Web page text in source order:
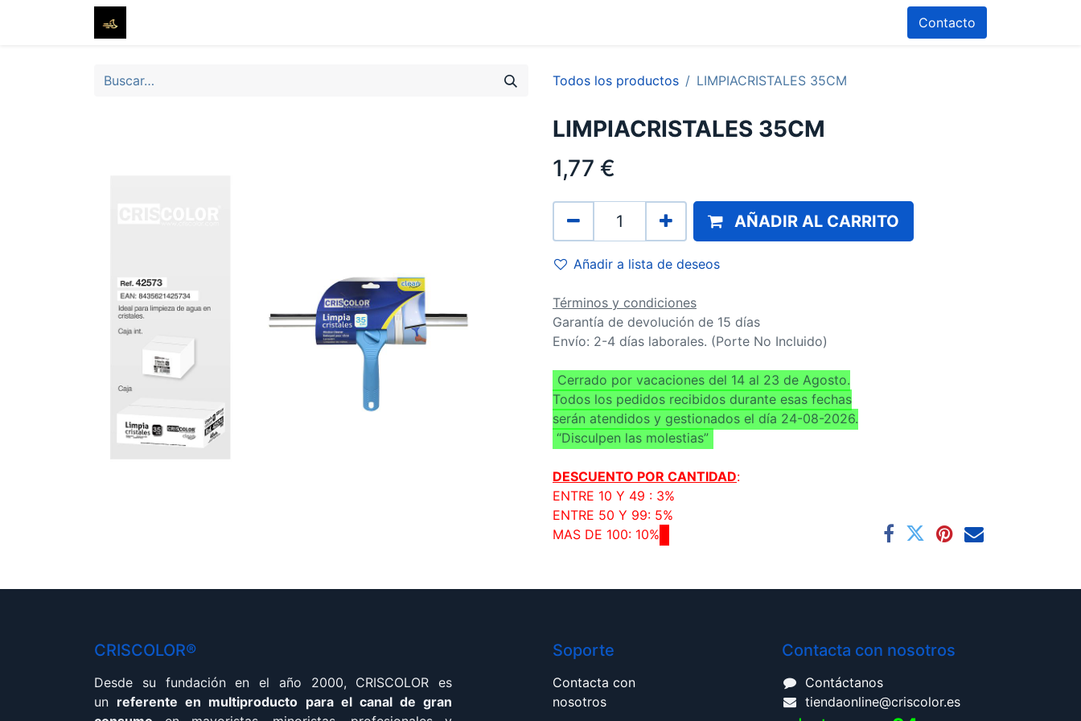
Contacto
Todos los productos LIMPIACRISTALES 35CM
LIMPIACRISTALES 35CM
1,77 €
AÑADIR AL CARRITO
Añadir a lista de deseos
Términos y condiciones
Garantía de devolución de 15 días
Envío: 2-4 días laborales. (Porte No Incluido)
Cerrado por vacaciones del 14 al 23 de Agosto.
Todos los pedidos recibidos durante esas fechas
serán atendidos y gestionados el día 24-08-2026.
“Disculpen las molestias”
DESCUENTO POR CANTIDAD:
ENTRE 10 Y 49 : 3%
ENTRE 50 Y 99: 5%
MAS DE 100: 10%
CRISCOLOR®
Desde su fundación en el año 2000, CRISCOLOR es
un referente en multiproducto para el canal de gran
Soporte
Contacta con
nosotros
Contacta con nosotros
Contáctanos
tiendaonline@criscolor.es